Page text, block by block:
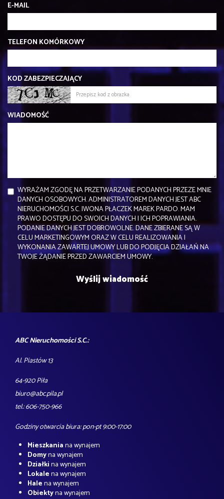
E-MAIL
TELEFON KOMÓRKOWY
KOD ZABEZPIECZAJĄCY
WIADOMOŚĆ
WYRAŻAM ZGODĘ NA PRZETWARZANIE PODANYCH PRZEZE MNIE
DANYCH OSOBOWYCH. ADMINISTRATOREM DANYCH JEST ABC
NIERUCHOMOŚCI S.C. IWONA PŁACZEK MAREK PARDO. MAM
PRAWO DOSTĘPU DO SWOICH DANYCH I ICH POPRAWIANIA.
PODANIE DANYCH JEST DOBROWOLNE. DANE ZBIERANE SĄ W
CELU MARKETINGOWYM ORAZ W CELU REALIZOWANIA I
WYKONANIA ZAWARTEJ UMOWY LUB DO PODJĘCIA DZIAŁAŃ NA
TWOJE ŻĄDANIE PRZED ZAWARCIEM UMOWY.
ABC Nieruchomości S.C.:
Al. Piastów 13
64-920 Piła
biuro@abc.pila.pl
tel.: 606-750-966
Godziny otwarcia biura: pon-pt 9:00-17:00
Mieszkaniana wynajem
Domyna wynajem
Działkina wynajem
Lokalena wynajem
Halena wynajem
Obiektyna wynajem